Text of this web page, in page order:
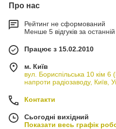
Про нас
Рейтинг не сформований
Менше 5 відгуків за останній
Працює з 15.02.2010
м. Київ
вул. Бориспільська 10 кім 6
напроти радіозаводу, Київ,
Контакти
Сьогодні вихідний
Показати весь графік